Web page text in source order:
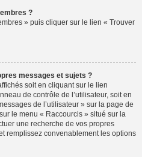
?
» puis cliquer sur le lien « Trouver
messages et sujets ?
soit en cliquant sur le lien
de contrôle de l’utilisateur, soit en
de l’utilisateur » sur la page de
le menu « Raccourcis » situé sur la
une recherche de vos propres
remplissez convenablement les options